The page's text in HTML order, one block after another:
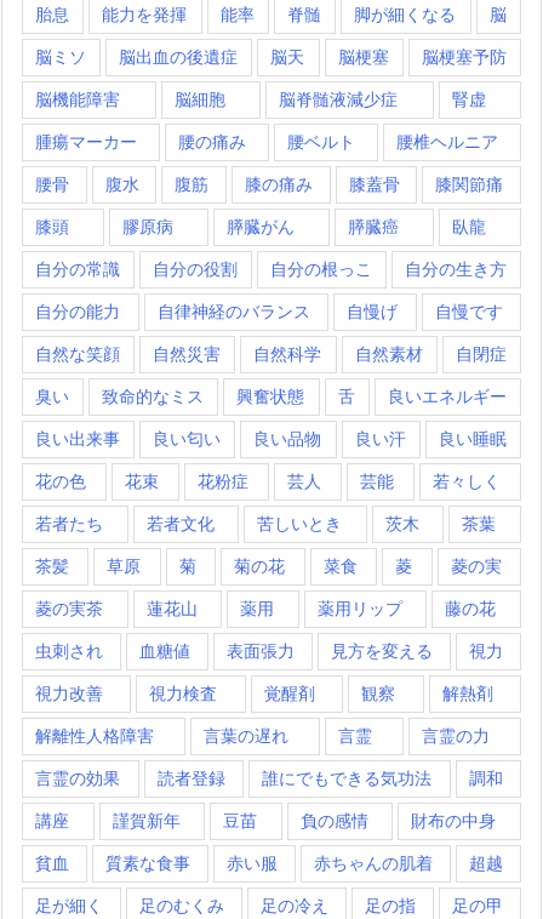
胎息 能力を発揮 能率 脊髄 脚が細くなる 脳
脳ミソ 脳出血の後遺症 脳天 脳梗塞 脳梗塞予防
脳機能障害 脳細胞 脳脊髄液減少症 腎虚
腫瘍マーカー 腰の痛み 腰ベルト 腰椎ヘルニア
腰骨 腹水 腹筋 膝の痛み 膝蓋骨 膝関節痛
膝頭 膠原病 膵臓がん 膵臓癌 臥龍
自分の常識 自分の役割 自分の根っこ 自分の生き方
自分の能力 自律神経のバランス 自慢げ 自慢です
自然な笑顔 自然災害 自然科学 自然素材 自閉症
臭い 致命的なミス 興奮状態 舌 良いエネルギー
良い出来事 良い匂い 良い品物 良い汗 良い睡眠
花の色 花束 花粉症 芸人 芸能 若々しく
若者たち 若者文化 苦しいとき 茨木 茶葉
茶髪 草原 菊 菊の花 菜食 菱 菱の実
菱の実茶 蓮花山 薬用 薬用リップ 藤の花
虫刺され 血糖値 表面張力 見方を変える 視力
視力改善 視力検査 覚醒剤 観察 解熱剤
解離性人格障害 言葉の遅れ 言霊 言霊の力
言霊の効果 読者登録 誰にでもできる気功法 調和
講座 謹賀新年 豆苗 負の感情 財布の中身
貧血 質素な食事 赤い服 赤ちゃんの肌着 超越
足が細く 足のむくみ 足の冷え 足の指 足の甲